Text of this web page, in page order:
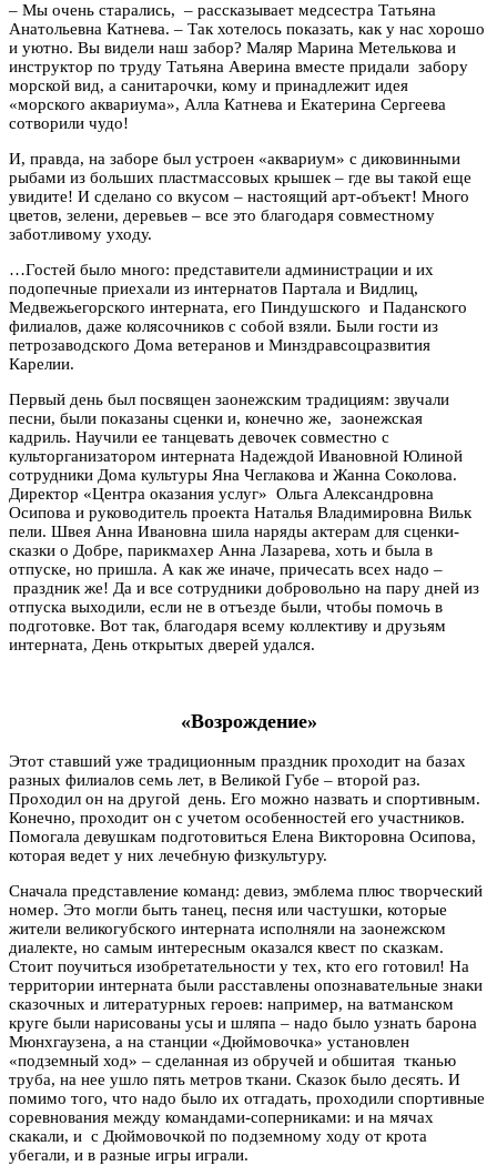
– Мы очень старались, – рассказывает медсестра Татьяна
Анатольевна Катнева. – Так хотелось показать, как у нас хорошо
и уютно. Вы видели наш забор? Маляр Марина Метелькова и
инструктор по труду Татьяна Аверина вместе придали забору
морской вид, а санитарочки, кому и принадлежит идея
«морского аквариума», Алла Катнева и Екатерина Сергеева
сотворили чудо!
И, правда, на заборе был устроен «аквариум» с диковинными
рыбами из больших пластмассовых крышек – где вы такой еще
увидите! И сделано со вкусом – настоящий арт-объект! Много
цветов, зелени, деревьев – все это благодаря совместному
заботливому уходу.
…Гостей было много: представители администрации и их
подопечные приехали из интернатов Партала и Видлиц,
Медвежьегорского интерната, его Пиндушского и Паданского
филиалов, даже колясочников с собой взяли. Были гости из
петрозаводского Дома ветеранов и Минздравсоцразвития
Карелии.
Первый день был посвящен заонежским традициям: звучали
песни, были показаны сценки и, конечно же, заонежская
кадриль. Научили ее танцевать девочек совместно с
культорганизатором интерната Надеждой Ивановной Юлиной
сотрудники Дома культуры Яна Чеглакова и Жанна Соколова.
Директор «Центра оказания услуг» Ольга Александровна
Осипова и руководитель проекта Наталья Владимировна Вильк
пели. Швея Анна Ивановна шила наряды актерам для сценки-
сказки о Добре, парикмахер Анна Лазарева, хоть и была в
отпуске, но пришла. А как же иначе, причесать всех надо –
праздник же! Да и все сотрудники добровольно на пару дней из
отпуска выходили, если не в отъезде были, чтобы помочь в
подготовке. Вот так, благодаря всему коллективу и друзьям
интерната, День открытых дверей удался.
«Возрождение»
Этот ставший уже традиционным праздник проходит на базах
разных филиалов семь лет, в Великой Губе – второй раз.
Проходил он на другой день. Его можно назвать и спортивным.
Конечно, проходит он с учетом особенностей его участников.
Помогала девушкам подготовиться Елена Викторовна Осипова,
которая ведет у них лечебную физкультуру.
Сначала представление команд: девиз, эмблема плюс творческий
номер. Это могли быть танец, песня или частушки, которые
жители великогубского интерната исполняли на заонежском
диалекте, но самым интересным оказался квест по сказкам.
Стоит поучиться изобретательности у тех, кто его готовил! На
территории интерната были расставлены опознавательные знаки
сказочных и литературных героев: например, на ватманском
круге были нарисованы усы и шляпа – надо было узнать барона
Мюнхгаузена, а на станции «Дюймовочка» установлен
«подземный ход» – сделанная из обручей и обшитая тканью
труба, на нее ушло пять метров ткани. Сказок было десять. И
помимо того, что надо было их отгадать, проходили спортивные
соревнования между командами-соперниками: и на мячах
скакали, и с Дюймовочкой по подземному ходу от крота
убегали, и в разные игры играли.